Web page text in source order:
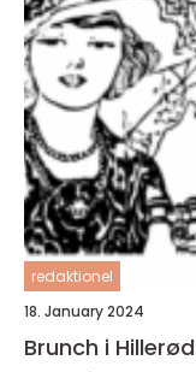
redaktionel
18. January 2024
Brunch i